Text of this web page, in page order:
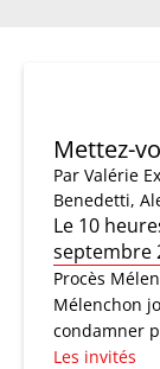
Mettez-
Par Valérie
Benedetti,
Le 10
septembre
Procès
Mélenchon
condamner
Les invités